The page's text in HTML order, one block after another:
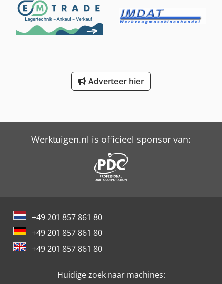
Adverteer hier
Werktuigen.nl is officieel sponsor van:
+49 201 857 861 80
+49 201 857 861 80
+49 201 857 861 80
Huidige zoek naar machines: